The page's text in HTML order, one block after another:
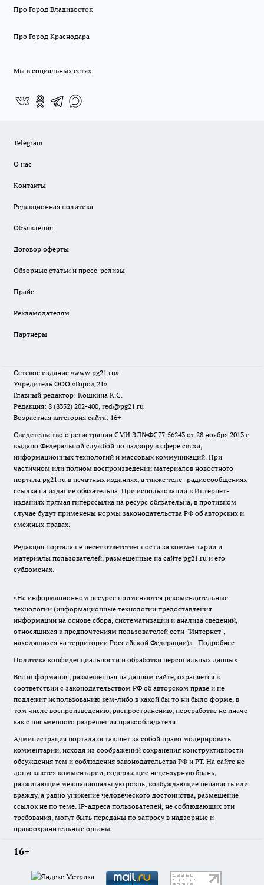
Про Город Владивосток
Про Город Краснодара
Мы в социальных сетях
Telegram
О нас
Контакты
Редакционная политика
Объявления
Договор оферты
Обзорные статьи и пресс-релизы
Прайс
Рекламодателям
Партнеры
Сетевое издание «www.pg21.ru»
Учредитель ООО «Город 21»
Главный редактор: Кошкина К.С.
Редакция: 8 (8352) 202-400, red@pg21.ru
Возрастная категория сайта: 16+
Свидетельство о регистрации СМИ ЭЛ№ФС77-56243 от 28 ноября 2013 г.
выдано Федеральной службой по надзору в сфере связи,
информационных технологий и массовых коммуникаций. При
частичном или полном воспроизведении материалов новостного
портала pg21.ru в печатных изданиях, а также теле- радиосообщениях
ссылка на издание обязательна. При использовании в Интернет-
изданиях прямая гиперссылка на ресурс обязательна, в противном
случае будут применены нормы законодательства РФ об авторских и
смежных правах.
Редакция портала не несет ответственности за комментарии и
материалы пользователей, размещенные на сайте pg21.ru и его
субдоменах.
«На информационном ресурсе применяются рекомендательные
технологии (информационные технологии предоставления
информации на основе сбора, систематизации и анализа сведений,
относящихся к предпочтениям пользователей сети "Интернет",
находящихся на территории Российской Федерации)». Подробнее
Политика конфиденциальности и обработки персональных данных
Вся информация, размещенная на данном сайте, охраняется в
соответствии с законодательством РФ об авторском праве и не
подлежит использованию кем-либо в какой бы то ни было форме, в
том числе воспроизведению, распространению, переработке не иначе
как с письменного разрешения правообладателя.
Администрация портала оставляет за собой право модерировать
комментарии, исходя из соображений сохранения конструктивности
обсуждения тем и соблюдения законодательства РФ и РТ. На сайте не
допускаются комментарии, содержащие нецензурную брань,
разжигающие межнациональную рознь, возбуждающие ненависть или
вражду, а равно унижение человеческого достоинства, размещение
ссылок не по теме. IP-адреса пользователей, не соблюдающих эти
требования, могут быть переданы по запросу в надзорные и
правоохранительные органы.
16+